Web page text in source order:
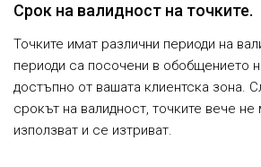
Срок на валидност на точките.
Точките имат различни периоди на
периоди са посочени в обобщението
достъпно от вашата клиентска зона.
срокът на валидност, точките вече не
използват и се изтриват.